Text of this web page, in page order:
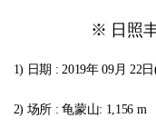
※ 日照
1) 日期 : 2019年 09月 22
2) 场所 : 龟蒙山: 1,156 m